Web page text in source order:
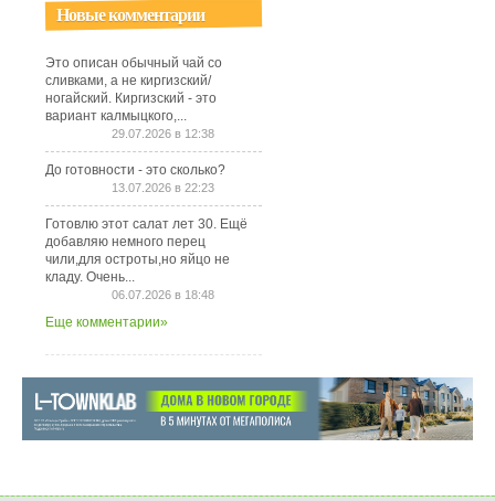
Новые комментарии
Это описан обычный чай со
сливками, а не киргизский/
ногайский. Киргизский - это
вариант калмыцкого,...
29.07.2026 в 12:38
До готовности - это сколько?
13.07.2026 в 22:23
Готовлю этот салат лет 30. Ещё
добавляю немного перец
чили,для остроты,но яйцо не
кладу. Очень...
06.07.2026 в 18:48
Еще комментарии»